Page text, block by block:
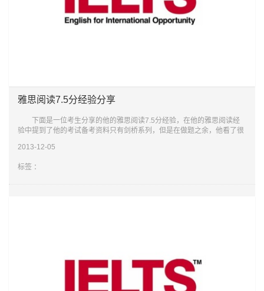
雅思阅读7.5分经验分享
下面是一位考生分享的他的雅思阅读7.5分经验，在他的雅思阅读经
验中提到了他的考试备考资料只有剑桥系列，但是在做题之余，他看了很
好。 两
2013-12-05
标签 ：